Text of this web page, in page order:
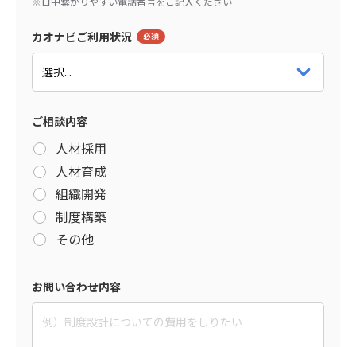
カオナビご利用状況
ご相談内容
人材採用
人材育成
組織開発
制度構築
その他
お問い合わせ内容